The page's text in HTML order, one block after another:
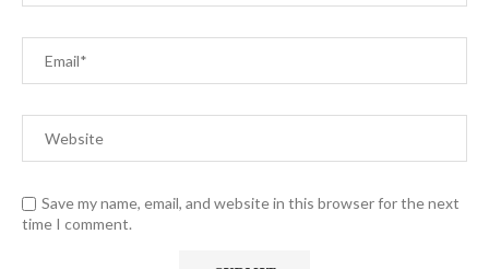
Save my name, email, and website in this browser for the next
time I comment.